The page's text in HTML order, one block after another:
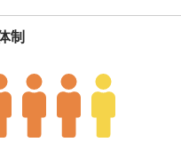
制